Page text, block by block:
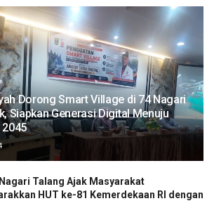
Dorong Smart Village di 74 Nagari
Siapkan Generasi Digital Menuju
Talang Ajak Masyarakat
HUT ke-81 Kemerdekaan RI dengan